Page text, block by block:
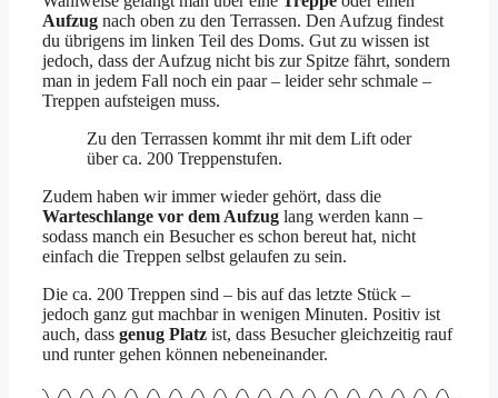
Aufzug nach oben zu den Terrassen. Den Aufzug findest
du übrigens im linken Teil des Doms. Gut zu wissen ist
jedoch, dass der Aufzug nicht bis zur Spitze fährt, sondern
man in jedem Fall noch ein paar – leider sehr schmale –
Treppen aufsteigen muss.
Zu den Terrassen kommt ihr mit dem Lift oder
über ca. 200 Treppenstufen.
Zudem haben wir immer wieder gehört, dass die
Warteschlange vor dem Aufzug lang werden kann –
sodass manch ein Besucher es schon bereut hat, nicht
einfach die Treppen selbst gelaufen zu sein.
Die ca. 200 Treppen sind – bis auf das letzte Stück –
jedoch ganz gut machbar in wenigen Minuten. Positiv ist
auch, dass genug Platz ist, dass Besucher gleichzeitig rauf
und runter gehen können nebeneinander.